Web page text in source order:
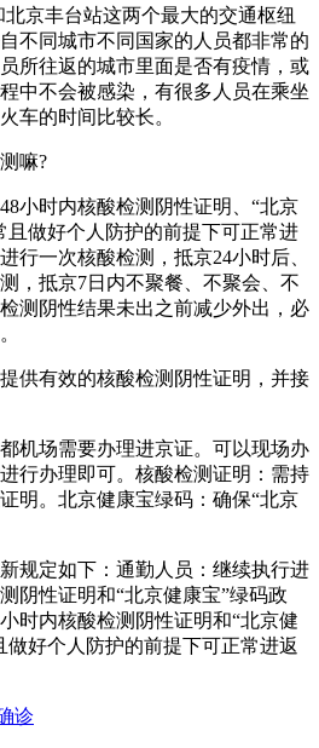
北京丰台站这两个最大的交通枢纽
不同城市不同国家的人员都非常的
所往返的城市里面是否有疫情，或
中不会被感染，有很多人员在乘坐
车的时间比较长。
嘛?
小时内核酸检测阴性证明、“北京
且做好个人防护的前提下可正常进
行一次核酸检测，抵京24小时后、
，抵京7日内不聚餐、不聚会、不
测阴性结果未出之前减少外出，必
供有效的核酸检测阴性证明，并接
机场需要办理进京证。可以现场办
行办理即可。核酸检测证明：需持
明。北京健康宝绿码：确保“北京
规定如下：通勤人员：继续执行进
阴性证明和“北京健康宝”绿码政
时内核酸检测阴性证明和“北京健
做好个人防护的前提下可正常进返
诊